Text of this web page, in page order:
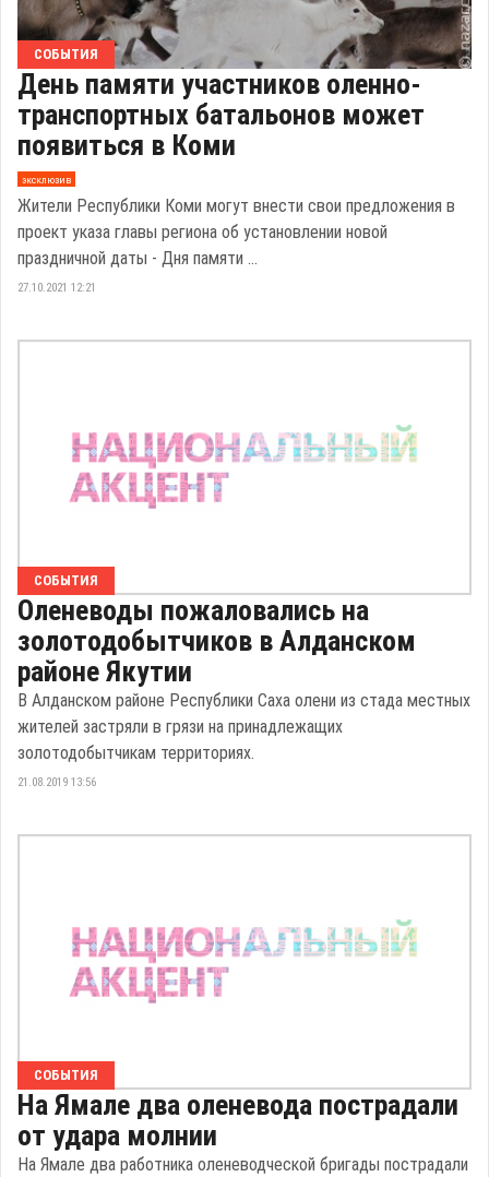
СОБЫТИЯ
День памяти участников оленно-
транспортных батальонов может
появиться в Коми
эксклюзив
Жители Республики Коми могут внести свои предложения в
проект указа главы региона об установлении новой
праздничной даты - Дня памяти ...
27.10.2021 12:21
СОБЫТИЯ
Оленеводы пожаловались на
золотодобытчиков в Алданском
районе Якутии
В Алданском районе Республики Саха олени из стада местных
жителей застряли в грязи на принадлежащих
золотодобытчикам территориях.
21.08.2019 13:56
СОБЫТИЯ
На Ямале два оленевода пострадали
от удара молнии
На Ямале два работника оленеводческой бригады пострадали